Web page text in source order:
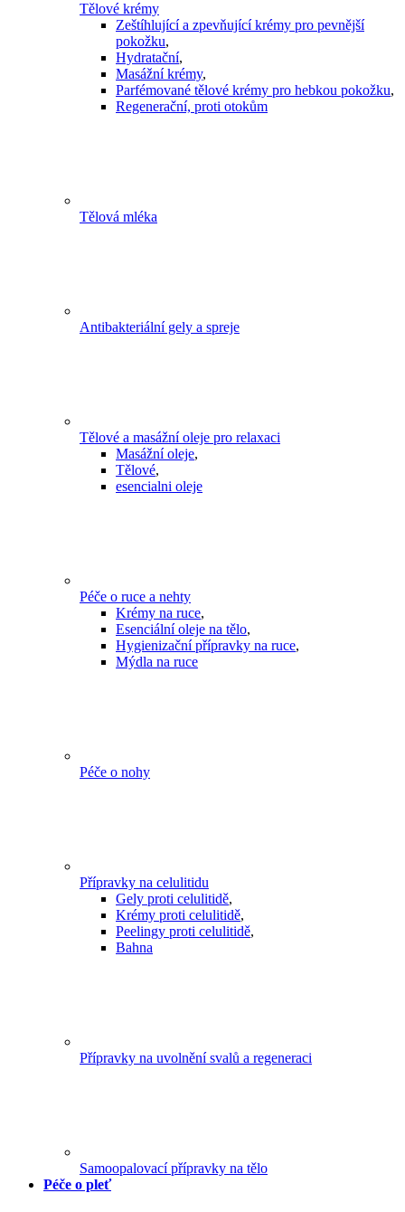
Tělové krémy
Zeštíhlující a zpevňující krémy pro pevnější
pokožku,
Hydratační,
Masážní krémy,
Parfémované tělové krémy pro hebkou pokožku,
Regenerační, proti otokům
Tělová mléka
Antibakteriální gely a spreje
Tělové a masážní oleje pro relaxaci
Masážní oleje,
Tělové,
esencialni oleje
Péče o ruce a nehty
Krémy na ruce,
Esenciální oleje na tělo,
Hygienizační přípravky na ruce,
Mýdla na ruce
Péče o nohy
Přípravky na celulitidu
Gely proti celulitidě,
Krémy proti celulitidě,
Peelingy proti celulitidě,
Bahna
Přípravky na uvolnění svalů a regeneraci
Samoopalovací přípravky na tělo
Péče o pleť